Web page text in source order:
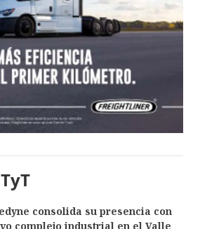
consolida su presencia con
complejo industrial en el Valle